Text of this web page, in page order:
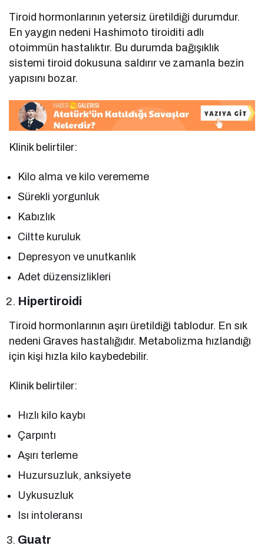
Tiroid hormonlarının yetersiz üretildiği durumdur.
En yaygın nedeni Hashimoto tiroiditi adlı
otoimmün hastalıktır. Bu durumda bağışıklık
sistemi tiroid dokusuna saldırır ve zamanla bezin
yapısını bozar.
Klinik belirtiler:
Kilo alma ve kilo verememe
Sürekli yorgunluk
Kabızlık
Ciltte kuruluk
Depresyon ve unutkanlık
Adet düzensizlikleri
Hipertiroidi
Tiroid hormonlarının aşırı üretildiği tablodur. En sık
nedeni Graves hastalığıdır. Metabolizma hızlandığı
için kişi hızla kilo kaybedebilir.
Klinik belirtiler:
Hızlı kilo kaybı
Çarpıntı
Aşırı terleme
Huzursuzluk, anksiyete
Uykusuzluk
Isı intoleransı
Guatr